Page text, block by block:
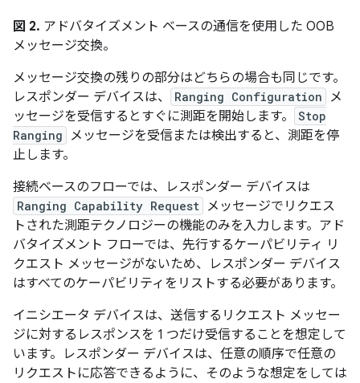
図 2. アドバタイズメント ベースの通信を使用した OOB
メッセージ交換。
メッセージ交換の残りの部分はどちらの場合も同じです。
レスポンダー デバイスは、
Ranging Configuration
メ
ッセージを受信するとすぐに測距を開始します。
Stop
Ranging
メッセージを受信または検出すると、測距を停
止します。
接続ベースのフローでは、レスポンダー デバイスは
Ranging Capability Request
メッセージでリクエス
トされた測距テクノロジーの機能のみを入力します。アド
バタイズメント フローでは、先行するケーパビリティ リ
クエスト メッセージがないため、レスポンダー デバイス
はすべてのケーパビリティをリストする必要があります。
イニシエータ デバイスは、送信するリクエスト メッセー
ジに対するレスポンスを 1 つだけ受信することを想定して
います。レスポンダー デバイスは、任意の順序で任意の
リクエストに応答できるように、そのような想定をしては